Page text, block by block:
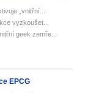
„vnitřní...
vyzkoušet...
geek zemře...
EPCG